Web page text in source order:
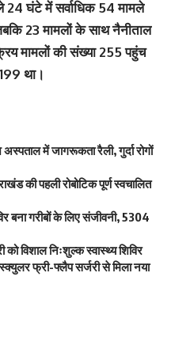
24 घंटे में सर्वाधिक 54 मामले
23 मामलों के साथ नैनीताल
मामलों की संख्‍या 255 पहुंच
था।
में जागरूकता रैली, गुर्दा रोगों
की पहली रोबोटिक पूर्ण स्वचालित
बना गरीबों के लिए संजीवनी, 5304
विशाल निःशुल्क स्वास्थ्य शिविर
फ्री-फ्लैप सर्जरी से मिला नया